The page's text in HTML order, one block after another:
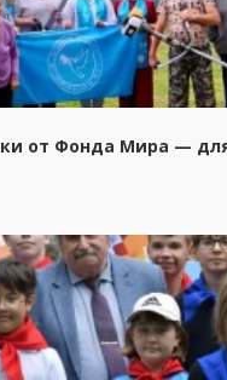
от Фонда Мира —